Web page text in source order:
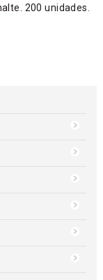
200 unidades.